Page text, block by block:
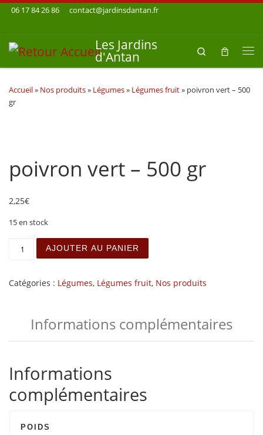
Skip to content
06 17 84 26 86 contact@jardinsdantan.fr
Les Jardins
d'Antan
Search
Accueil» Nos produits» Légumes» Légumes fruit» poivron vert – 500
gr
poivron vert – 500 gr
2,25€
15 en stock
quantité de poivron vert - 500 gr
AJOUTER AU PANIER
Catégories : Légumes, Légumes fruit, Nos produits
Informations complémentaires
Informations
complémentaires
POIDS